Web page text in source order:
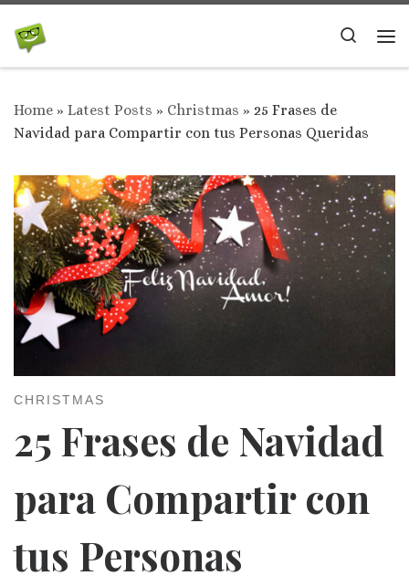
Skip to content
Search
Home » Latest Posts » Christmas » 25 Frases de
Navidad para Compartir con tus Personas Queridas
CHRISTMAS
25 Frases de Navidad
para Compartir con
tus Personas